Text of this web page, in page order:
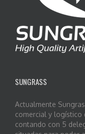
SUNGRASS
Actualmente
comercial y
contando con 5